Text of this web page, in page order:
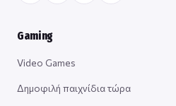
Gaming
Video Games
Δημοφιλή παιχνίδια τώρα